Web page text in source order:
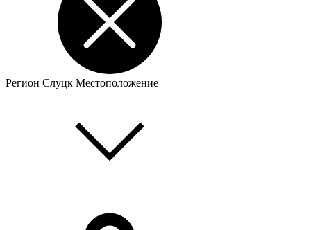
Регион Слуцк Местоположение